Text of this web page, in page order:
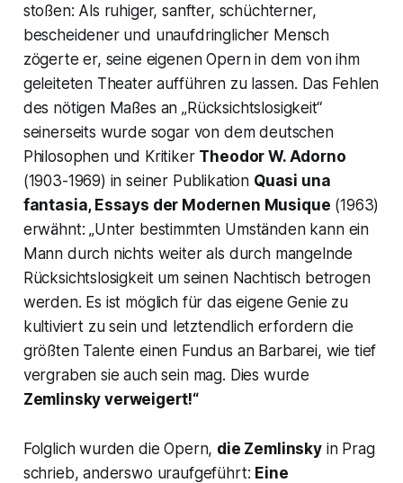
stoßen: Als ruhiger, sanfter, schüchterner,
bescheidener und unaufdringlicher Mensch
zögerte er, seine eigenen Opern in dem von ihm
geleiteten Theater aufführen zu lassen. Das Fehlen
des nötigen Maßes an„Rücksichtslosigkeit“
seinerseits wurde sogar von dem deutschen
Philosophen und Kritiker Theodor W. Adorno
(1903-1969) in seiner Publikation Quasi una
fantasia, Essays der Modernen Musique (1963)
erwähnt:„Unter bestimmten Umständen kann ein
Mann durch nichts weiter als durch mangelnde
Rücksichtslosigkeit um seinen Nachtisch betrogen
werden. Es ist möglich für das eigene Genie zu
kultiviert zu sein und letztendlich erfordern die
größten Talente einen Fundus an Barbarei, wie tief
vergraben sie auch sein mag. Dies wurde
Zemlinsky verweigert!“
Folglich wurden die Opern, die Zemlinskyin Prag
schrieb, anderswo uraufgeführt: Eine